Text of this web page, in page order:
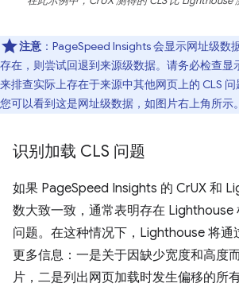
注意 ：PageSpeed Insights 会显示网址级数
存在，则尝试回退到来源级数据。请务必检查显
来排查实际上存在于来源中其他网页上的 CLS 问
您可以看到这是网址级数据，如图片右上角所示。
识别加载 CLS 问题
如果 PageSpeed Insights 的 CrUX 和
数大致一致，通常表明存在 Lighthouse
问题。在这种情况下，Lighthouse 将通
更多信息：一是关于因缺少宽度和高度
片，二是列出网页加载时发生偏移的所